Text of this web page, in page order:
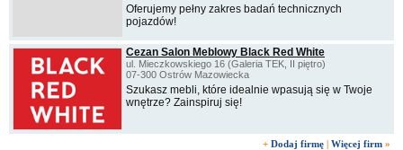
Oferujemy pełny zakres badań technicznych
pojazdów!
Cezan Salon Meblowy Black Red White
ul. Mieczkowskiego 16 (Galeria TEK, II piętro)
07-300 Ostrów Mazowiecka
Szukasz mebli, które idealnie wpasują się w Twoje
wnętrze? Zainspiruj się!
+ Dodaj firmę | Więcej firm »